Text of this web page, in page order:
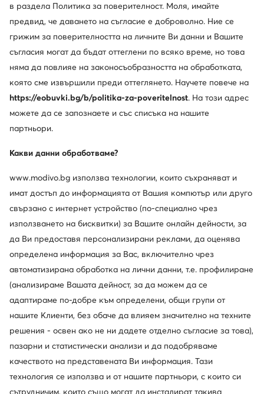
Кецове · Черен
43,99
New Balance
Сникърси · NB 574 · Черен
Актуална цена
Редовна цена99,99 € -18%
Най-ниска цена99,99 €-18%
Сникърси · Черен
Актуална цена
95,99€
Редовна цена119,99 €-20%
Най-ниска цена 100,99 € -4%
още 10% Код: SUMMER
Сникърси · NB 574 · Бордо
Актуална цена
103,99€
Редовна цена119,99 €-13%
Най-ниска цена119,99 €-13%
в раздела Политика за поверителност. Моля, имайте
предвид, че даването на съгласие е доброволно. Ние се
грижим за поверителността на личните Ви данни и Вашите
съгласия могат да бъдат оттеглени по всяко време, но това
няма да повлияе на законосъобразността на обработката,
която сме извършили преди оттеглянето. Научете повече на
https://eobuvki.bg/b/politika-za-poveritelnost. На този адрес
можете да се запознаете и със списъка на нашите
партньори.
Какви данни обработваме?
www.modivo.bg използва технологии, които съхраняват и
имат достъп до информацията от Вашия компютър или друго
свързано с интернет устройство (по-специално чрез
използването на бисквитки) за Вашите онлайн дейности, за
да Ви предоставя персонализирани реклами, да оценява
определена информация за Вас, включително чрез
автоматизирана обработка на лични данни, т.е. профилиране
(анализираме Вашата дейност, за да можем да се
адаптираме по-добре към определени, общи групи от
нашите Клиенти, без обаче да влияем значително на техните
решения - освен ако не ни дадете отделно съгласие за това),
пазарни и статистически анализи и да подобряваме
качеството на представената Ви информация. Тази
технология се използва и от нашите партньори, с които си
сътрудничим, които също могат да инсталират такива